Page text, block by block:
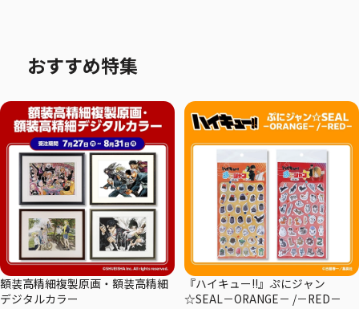
おすすめ特集
額装高精細複製原画・額装高精細
デジタルカラー
『ハイキュー!!』ぷにジャン
☆SEAL－ORANGE－ /－RED－